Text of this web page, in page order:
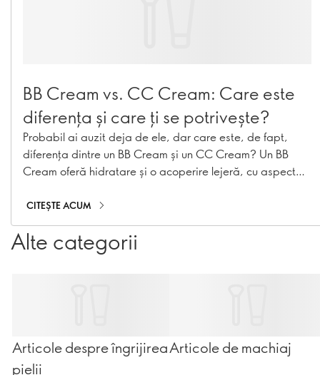
BB Cream vs. CC Cream: Care este
diferența și care ți se potrivește?
Probabil ai auzit deja de ele, dar care este, de fapt,
diferența dintre un BB Cream și un CC Cream? Un BB
Cream oferă hidratare și o acoperire lejeră, cu aspect
corectarea nuanței tenului și oferă o acoperire mai mare,
ajutând la uniformizarea pielii. Aceste formule
multifuncționale au devenit extrem de populare în ultimii
ani, însă nu sunt identice. Odată ce înțelegi cum
CITEȘTE ACUM
Alte categorii
Articole despre îngrijirea
pielii
Articole de machiaj